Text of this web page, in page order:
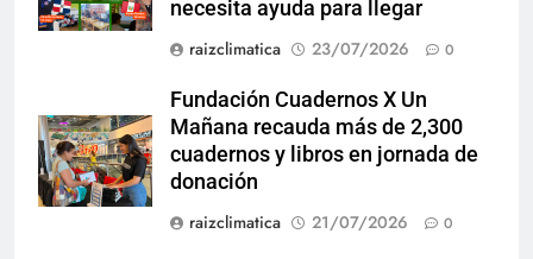
necesita ayuda para llegar
raizclimatica
23/07/2026 0
Fundación Cuadernos X Un
Mañana recauda más de 2,300
cuadernos y libros en jornada de
donación
raizclimatica
21/07/2026 0